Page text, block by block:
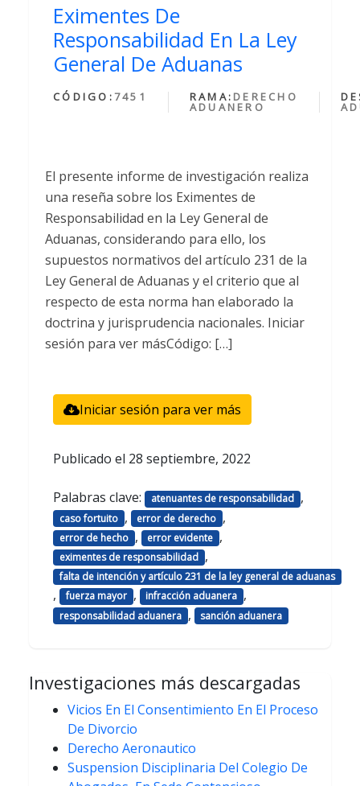
Eximentes De
Responsabilidad En La Ley
General De Aduanas
CÓDIGO: 7451 RAMA: DERECHO
ADUANERO
El presente informe de investigación realiza
una reseña sobre los Eximentes de
Responsabilidad en la Ley General de
Aduanas, considerando para ello, los
supuestos normativos del artículo 231 de la
Ley General de Aduanas y el criterio que al
respecto de esta norma han elaborado la
doctrina y jurisprudencia nacionales. Iniciar
sesión para ver másCódigo: […]
Iniciar sesión para ver más
Publicado el 28 septiembre, 2022
Palabras clave: atenuantes de responsabilidad ,
caso fortuito , error de derecho ,
error de hecho , error evidente ,
eximentes de responsabilidad ,
falta de intención y artículo 231 de la ley general de aduanas
, fuerza mayor , infracción aduanera ,
responsabilidad aduanera , sanción aduanera
Investigaciones más descargadas
Vicios En El Consentimiento En El Proceso
De Divorcio
Derecho Aeronautico
Suspension Disciplinaria Del Colegio De